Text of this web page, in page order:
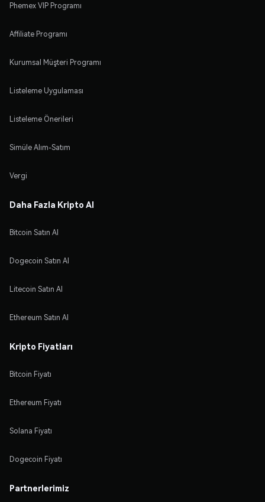
Phemex VIP Programı
Affiliate Programı
Kurumsal Müşteri Programı
Listeleme Uygulaması
Listeleme Önerileri
Simüle Alım-Satım
Vergi
Daha Fazla Kripto Al
Bitcoin Satın Al
Dogecoin Satın Al
Litecoin Satın Al
Ethereum Satın Al
Kripto Fiyatları
Bitcoin Fiyatı
Ethereum Fiyatı
Solana Fiyatı
Dogecoin Fiyatı
Partnerlerimiz